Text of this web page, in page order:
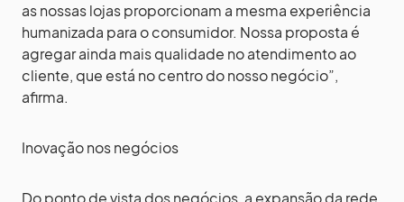
as nossas lojas proporcionam a mesma experiência
humanizada para o consumidor. Nossa proposta é
agregar ainda mais qualidade no atendimento ao
cliente, que está no centro do nosso negócio”,
afirma.
Inovação nos negócios